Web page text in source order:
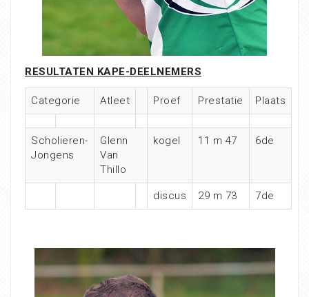
RESULTATEN KAPE-DEELNEMERS
Categorie Atleet Proef Prestatie Plaats
Scholieren-
Jongens
Glenn
Van
Thillo
kogel 11 m 47 6de
discus 29 m 73 7de